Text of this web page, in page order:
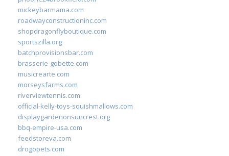
mickeybarmama.com
roadwayconstructioninc.com
shopdragonflyboutique.com
sportszilla.org
batchprovisionsbar.com
brasserie-gobette.com
musicrearte.com
morseysfarms.com
riverviewtennis.com
official-kelly-toys-squishmallows.com
displaygardenonsuncrest.org
bbq-empire-usa.com
feedstoreva.com
drogopets.com